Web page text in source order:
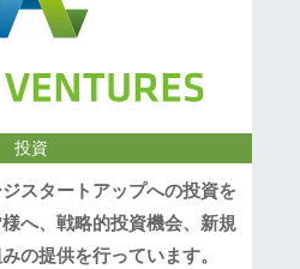
投資
スタートアップへの投資を
へ、戦略的投資機会、新規
の提供を行っています。